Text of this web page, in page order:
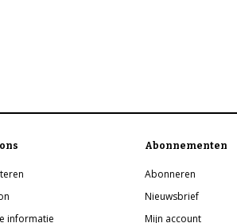
informatie
Abonnementen
Abonneren
Nieuwsbrief
Mijn account